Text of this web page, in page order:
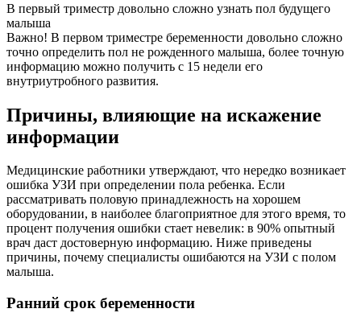
В первый триместр довольно сложно узнать пол будущего
малыша
Важно! В первом триместре беременности довольно сложно
точно определить пол не рожденного малыша, более точную
информацию можно получить с 15 недели его
внутриутробного развития.
Причины, влияющие на искажение
информации
Медицинские работники утверждают, что нередко возникает
ошибка УЗИ при определении пола ребенка. Если
рассматривать половую принадлежность на хорошем
оборудовании, в наиболее благоприятное для этого время, то
процент получения ошибки стает невелик: в 90% опытный
врач даст достоверную информацию. Ниже приведены
причины, почему специалисты ошибаются на УЗИ с полом
малыша.
Ранний срок беременности